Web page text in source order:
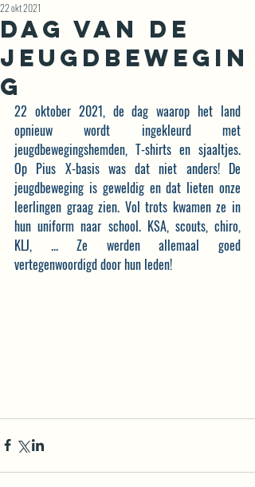
Dag van de
jeugdbewegin
g
22 okt 2021
22 oktober 2021, de dag waarop het land
opnieuw wordt ingekleurd met
jeugdbewegingshemden, T-shirts en sjaaltjes.
Op Pius X-basis was dat niet anders! De
jeugdbeweging is geweldig en dat lieten onze
leerlingen graag zien. Vol trots kwamen ze in
hun uniform naar school. KSA, scouts, chiro,
KLJ, ... Ze werden allemaal goed
vertegenwoordigd door hun leden!